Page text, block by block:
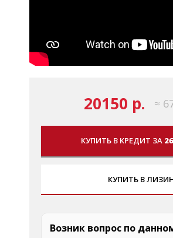
20150 р. ≈
КУПИТЬ В КРЕДИТ ЗА
КУПИТЬ В
Возник вопрос по